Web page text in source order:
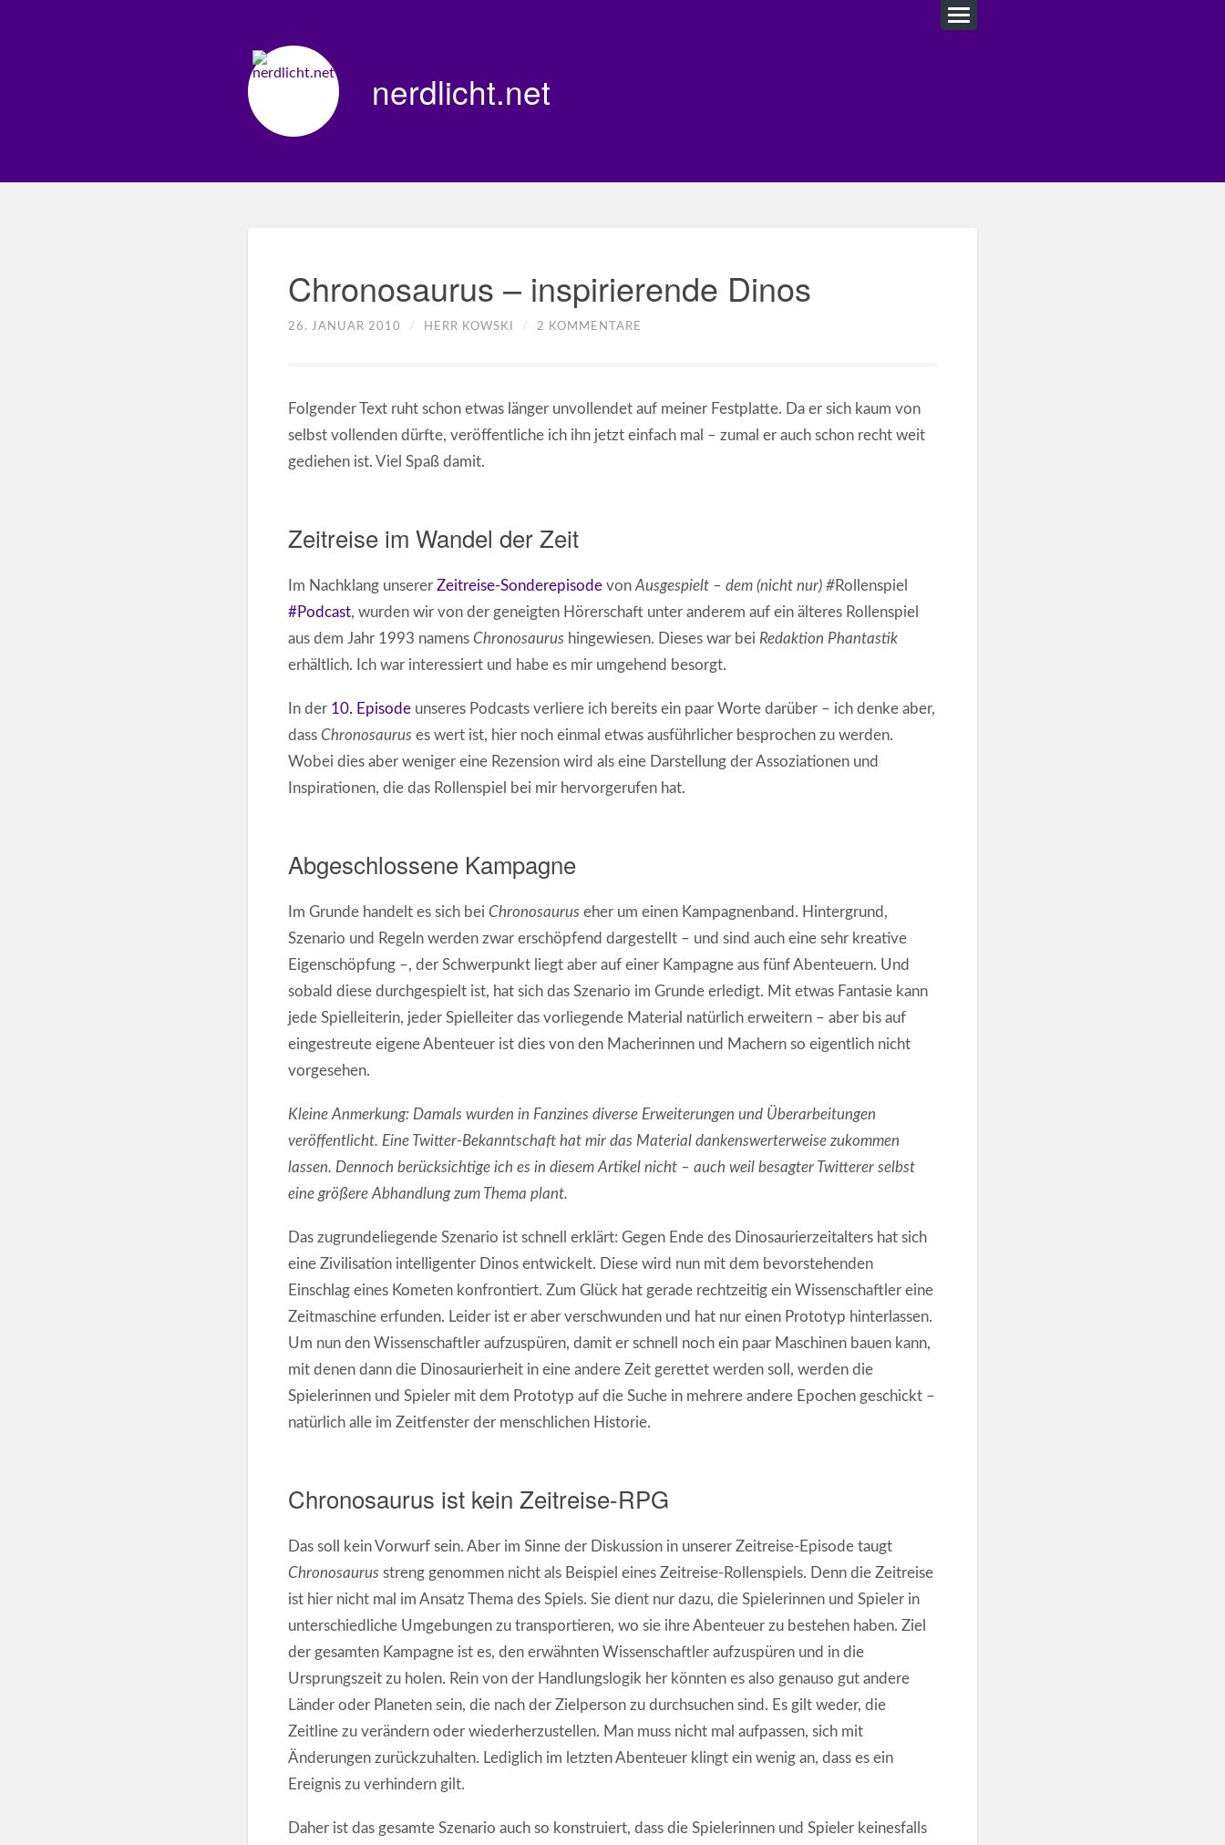
nerdlicht.net
Chronosaurus – inspirierende Dinos
26. JANUAR 2010 / HERR KOWSKI / 2 KOMMENTARE
Folgender Text ruht schon etwas länger unvollendet auf meiner Festplatte. Da er sich kaum von
selbst vollenden dürfte, veröffentliche ich ihn jetzt einfach mal – zumal er auch schon recht weit
gediehen ist. Viel Spaß damit.
Zeitreise im Wandel der Zeit
Im Nachklang unserer Zeitreise-Sonderepisode von Ausgespielt – dem (nicht nur) #Rollenspiel
#Podcast, wurden wir von der geneigten Hörerschaft unter anderem auf ein älteres Rollenspiel
aus dem Jahr 1993 namens Chronosaurus hingewiesen. Dieses war bei Redaktion Phantastik
erhältlich. Ich war interessiert und habe es mir umgehend besorgt.
In der 10. Episode unseres Podcasts verliere ich bereits ein paar Worte darüber – ich denke aber,
dass Chronosaurus es wert ist, hier noch einmal etwas ausführlicher besprochen zu werden.
Wobei dies aber weniger eine Rezension wird als eine Darstellung der Assoziationen und
Inspirationen, die das Rollenspiel bei mir hervorgerufen hat.
Abgeschlossene Kampagne
Im Grunde handelt es sich bei Chronosaurus eher um einen Kampagnenband. Hintergrund,
Szenario und Regeln werden zwar erschöpfend dargestellt – und sind auch eine sehr kreative
Eigenschöpfung –, der Schwerpunkt liegt aber auf einer Kampagne aus fünf Abenteuern. Und
sobald diese durchgespielt ist, hat sich das Szenario im Grunde erledigt. Mit etwas Fantasie kann
jede Spielleiterin, jeder Spielleiter das vorliegende Material natürlich erweitern – aber bis auf
eingestreute eigene Abenteuer ist dies von den Macherinnen und Machern so eigentlich nicht
vorgesehen.
Kleine Anmerkung: Damals wurden in Fanzines diverse Erweiterungen und Überarbeitungen
veröffentlicht. Eine Twitter-Bekanntschaft hat mir das Material dankenswerterweise zukommen
lassen. Dennoch berücksichtige ich es in diesem Artikel nicht – auch weil besagter Twitterer selbst
eine größere Abhandlung zum Thema plant.
Das zugrundeliegende Szenario ist schnell erklärt: Gegen Ende des Dinosaurierzeitalters hat sich
eine Zivilisation intelligenter Dinos entwickelt. Diese wird nun mit dem bevorstehenden
Einschlag eines Kometen konfrontiert. Zum Glück hat gerade rechtzeitig ein Wissenschaftler eine
Zeitmaschine erfunden. Leider ist er aber verschwunden und hat nur einen Prototyp hinterlassen.
Um nun den Wissenschaftler aufzuspüren, damit er schnell noch ein paar Maschinen bauen kann,
mit denen dann die Dinosaurierheit in eine andere Zeit gerettet werden soll, werden die
Spielerinnen und Spieler mit dem Prototyp auf die Suche in mehrere andere Epochen geschickt –
natürlich alle im Zeitfenster der menschlichen Historie.
Chronosaurus ist kein Zeitreise-RPG
Das soll kein Vorwurf sein. Aber im Sinne der Diskussion in unserer Zeitreise-Episode taugt
Chronosaurus streng genommen nicht als Beispiel eines Zeitreise-Rollenspiels. Denn die Zeitreise
ist hier nicht mal im Ansatz Thema des Spiels. Sie dient nur dazu, die Spielerinnen und Spieler in
unterschiedliche Umgebungen zu transportieren, wo sie ihre Abenteuer zu bestehen haben. Ziel
der gesamten Kampagne ist es, den erwähnten Wissenschaftler aufzuspüren und in die
Ursprungszeit zu holen. Rein von der Handlungslogik her könnten es also genauso gut andere
Länder oder Planeten sein, die nach der Zielperson zu durchsuchen sind. Es gilt weder, die
Zeitline zu verändern oder wiederherzustellen. Man muss nicht mal aufpassen, sich mit
Änderungen zurückzuhalten. Lediglich im letzten Abenteuer klingt ein wenig an, dass es ein
Ereignis zu verhindern gilt.
Daher ist das gesamte Szenario auch so konstruiert, dass die Spielerinnen und Spieler keinesfalls